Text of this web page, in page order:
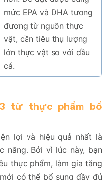
mức EPA và DHA tương
đương từ nguồn thực
vật, cần tiêu thụ lượng
lớn thực vật so với dầu
cá.
từ thực phẩm bổ
lợi và hiệu quả nhất là
năng. Bởi vì lúc này, bạn
thực phẩm, làm gia tăng
có thể bổ sung đầy đủ